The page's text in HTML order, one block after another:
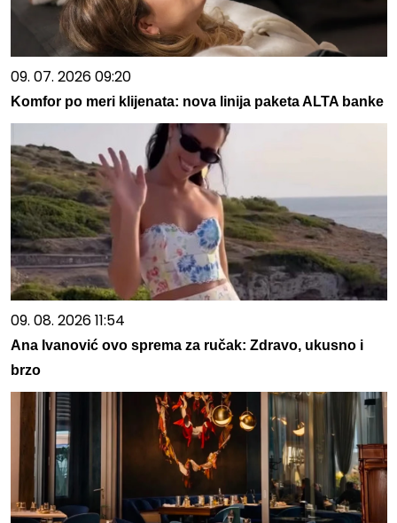
09. 07. 2026 09:20
Komfor po meri klijenata: nova linija paketa ALTA banke
09. 08. 2026 11:54
Ana Ivanović ovo sprema za ručak: Zdravo, ukusno i
brzo